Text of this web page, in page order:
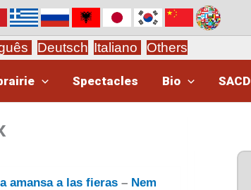
Deutsch Italiano Others
Spectacles Bio SACD
amansa a las fieras – Nem